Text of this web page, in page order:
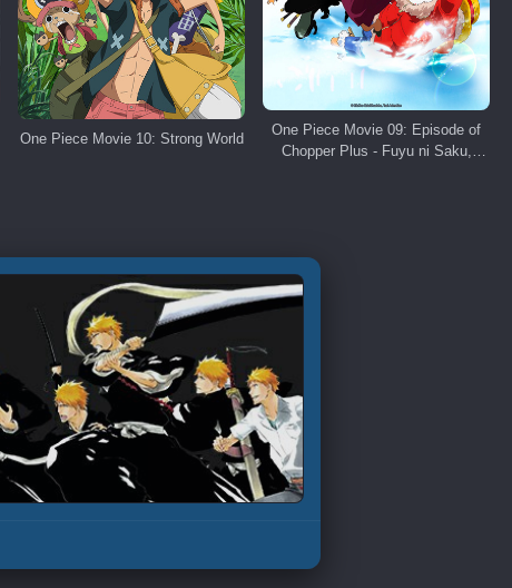
One Piece Movie 10: Strong World
One Piece Movie 09: Episode of
Chopper Plus - Fuyu ni Saku,